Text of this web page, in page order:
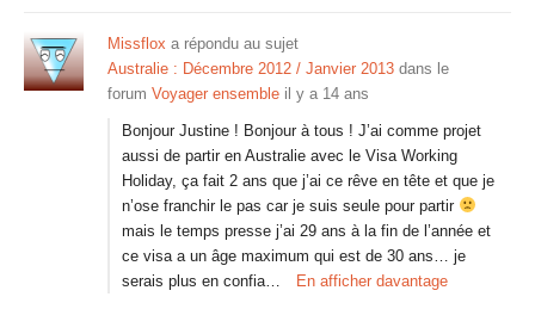
Missflox a répondu au sujet
Australie : Décembre 2012 / Janvier 2013 dans le
forum Voyager ensemble il y a 14 ans
Bonjour Justine ! Bonjour à tous ! J’ai comme projet
aussi de partir en Australie avec le Visa Working
Holiday, ça fait 2 ans que j’ai ce rêve en tête et que je
n’ose franchir le pas car je suis seule pour partir
mais le temps presse j’ai 29 ans à la fin de l’année et
ce visa a un âge maximum qui est de 30 ans… je
serais plus en confia…
En afficher davantage